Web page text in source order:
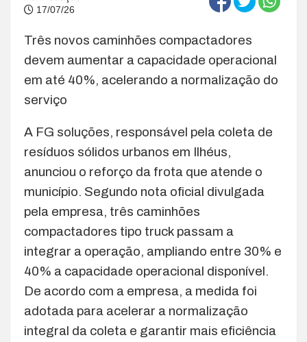
17/07/26
Três novos caminhões compactadores
devem aumentar a capacidade operacional
em até 40%, acelerando a normalização do
serviço
A FG soluções, responsável pela coleta de
resíduos sólidos urbanos em Ilhéus,
anunciou o reforço da frota que atende o
município. Segundo nota oficial divulgada
pela empresa, três caminhões
compactadores tipo truck passam a
integrar a operação, ampliando entre 30% e
40% a capacidade operacional disponível.
De acordo com a empresa, a medida foi
adotada para acelerar a normalização
integral da coleta e garantir mais eficiência